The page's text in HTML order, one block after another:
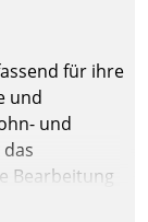
für ihre
und
und
Bearbeitung